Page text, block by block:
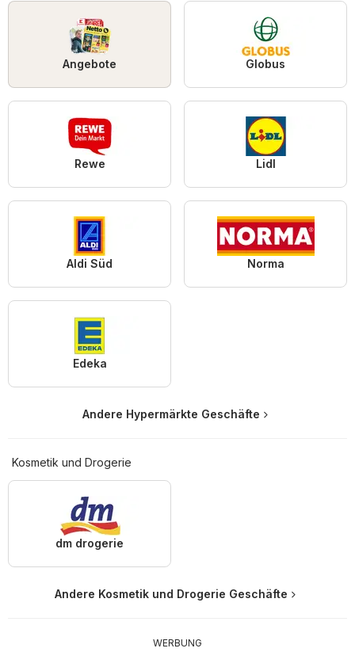
Angebote Globus
Rewe Lidl
Aldi Süd Norma
Edeka
Andere Hypermärkte Geschäfte
Kosmetik und Drogerie
dm drogerie
Andere Kosmetik und Drogerie Geschäfte
WERBUNG